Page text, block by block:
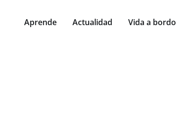
Aprende Actualidad Vida a bordo